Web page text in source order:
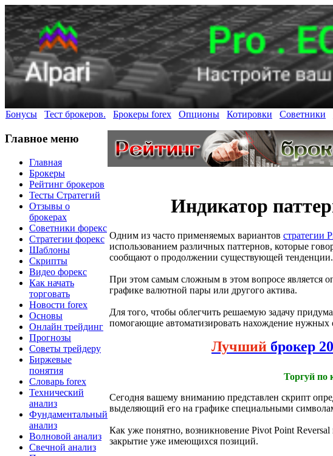
Бонусы Тест брокеров. Брокеры forex Опционы Котировки Советники
Главное меню
Главная
Брокеры
Рейтинг брокеров
Тесты Стратегий
Отзывы о
брокерах
Советники форекс
Стратегии форекс
Шаблоны
Скрипты
Видео форекс
Как начать
торговать
Новости forex
Основы
Онлайн трейдинг
Прогнозы
Советы трейдеру
Биржевые
понятия
Словарь forex
Технический
анализ
Фундаментальный
анализ
Волновой анализ
Свечной анализ
Индикатор
Одним из часто применяемых вариантов стратегии
использованием различных паттернов, которые
сообщают о продолжении существующей тенденции.
При этом самым сложным в этом вопросе является
графике валютной пары или другого актива.
Для того, чтобы облегчить решаемую задачу
помогающие автоматизировать нахождение
Лучший брокер
Торгуй по
Сегодня вашему вниманию представлен скрипт
выделяющий его на графике специальными
Как уже понятно, возникновение Pivot Point
закрытие уже имеющихся позиций.